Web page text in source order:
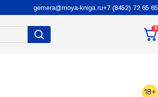
gemera@moya-kniga.ru+7 (8452) 72 65 65
0
18+